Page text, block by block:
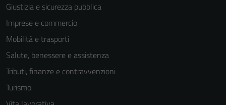
Giustizia e sicurezza pubblica
Imprese e commercio
Mobilità e trasporti
Salute, benessere e assistenza
Tributi, finanze e contravvenzioni
Turismo